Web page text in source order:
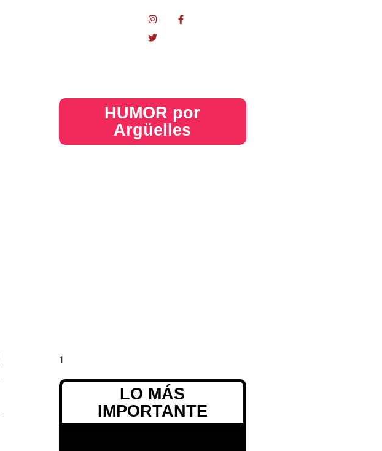
HUMOR por
Argüelles​
LO MÁS
IMPORTANTE